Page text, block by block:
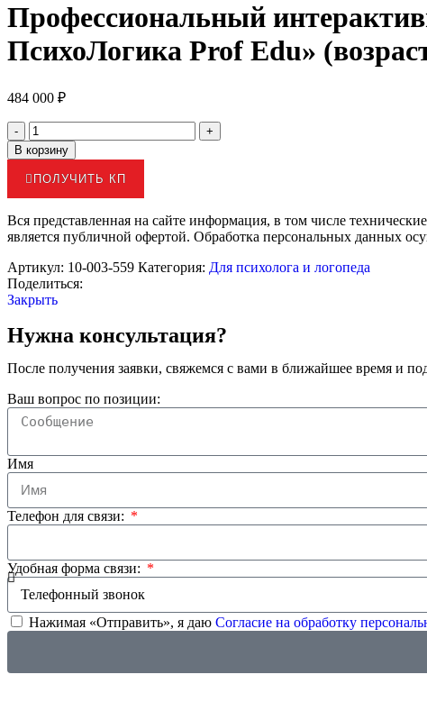
Профессиональный
ПсихоЛогика Prof Edu»
484 000 ₽
В корзину
ПОЛУЧИТЬ КП
Вся представленная на сайте информация, в том числе
является публичной офертой. Обработка персональных данных
Артикул: 10-003-559 Категория: Для психолога и логопеда
Поделиться:
Закрыть
Нужна консультация?
После получения заявки, свяжемся с вами в ближайшее время и
Ваш вопрос по позиции:
Имя
Телефон для связи:
Удобная форма связи:
Нажимая «Отправить», я даю Согласие на обработку